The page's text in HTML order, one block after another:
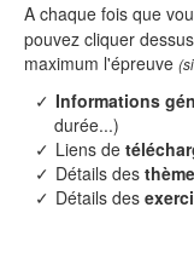
A chaque fois que
pouvez cliquer
maximum l'épreuve
Informations
durée...)
Liens de
Détails des
Détails des